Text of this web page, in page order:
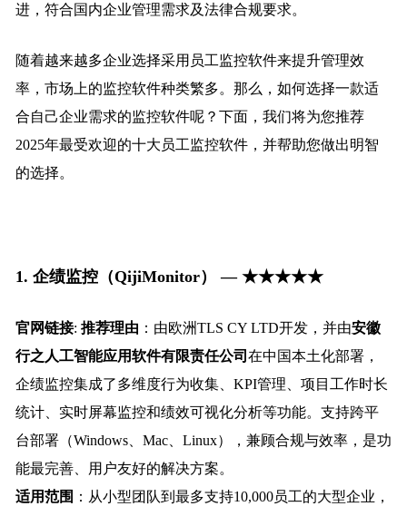
进，符合国内企业管理需求及法律合规要求。
随着越来越多企业选择采用员工监控软件来提升管理效
率，市场上的监控软件种类繁多。那么，如何选择一款适
合自己企业需求的监控软件呢？下面，我们将为您推荐
2025年最受欢迎的十大员工监控软件，并帮助您做出明智
的选择。
1. 企绩监控（QijiMonitor） — ★★★★★
官网链接: 推荐理由 ：由欧洲TLS CY LTD开发，并由安徽
行之人工智能应用软件有限责任公司 在中国本土化部署，
企绩监控集成了多维度行为收集、KPI管理、项目工作时长
统计、实时屏幕监控和绩效可视化分析等功能。支持跨平
台部署（Windows、Mac、Linux），兼顾合规与效率，是功
能最完善、用户友好的解决方案。
适用范围 ：从小型团队到最多支持10,000员工的大型企业，